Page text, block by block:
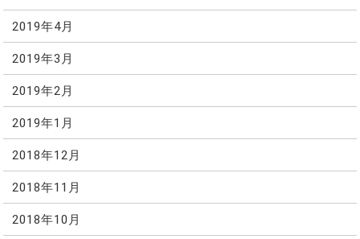
2019年4月
2019年3月
2019年2月
2019年1月
2018年12月
2018年11月
2018年10月